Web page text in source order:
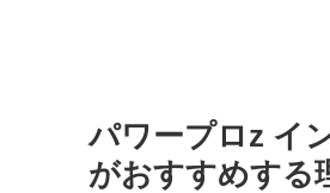
パワープロz イ
がおすすめする